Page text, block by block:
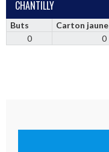
CHANTILLY
Buts Carton jaune
0
0